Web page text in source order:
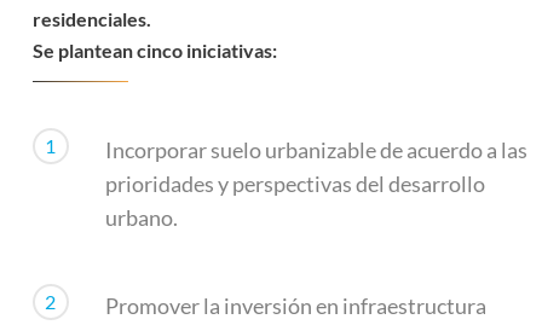
residenciales.
Se plantean cinco iniciativas:
1
Incorporar suelo urbanizable de acuerdo a las
prioridades y perspectivas del desarrollo
urbano.
2
Promover la inversión en infraestructura